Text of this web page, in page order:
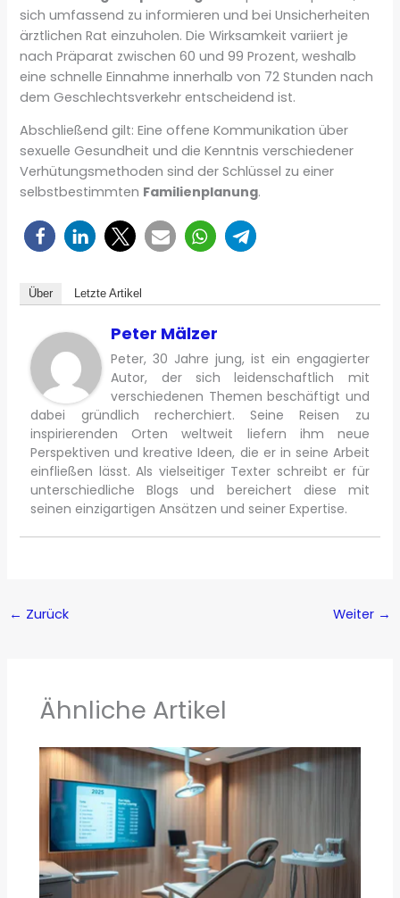
sich umfassend zu informieren und bei Unsicherheiten
ärztlichen Rat einzuholen. Die Wirksamkeit variiert je
nach Präparat zwischen 60 und 99 Prozent, weshalb
eine schnelle Einnahme innerhalb von 72 Stunden nach
dem Geschlechtsverkehr entscheidend ist.
Abschließend gilt: Eine offene Kommunikation über
sexuelle Gesundheit und die Kenntnis verschiedener
Verhütungsmethoden sind der Schlüssel zu einer
selbstbestimmten Familienplanung.
Über Letzte Artikel
Peter Mälzer
Peter, 30 Jahre jung, ist ein engagierter
Autor, der sich leidenschaftlich mit
verschiedenen Themen beschäftigt und
dabei gründlich recherchiert. Seine Reisen zu
inspirierenden Orten weltweit liefern ihm neue
Perspektiven und kreative Ideen, die er in seine Arbeit
einfließen lässt. Als vielseitiger Texter schreibt er für
unterschiedliche Blogs und bereichert diese mit
seinen einzigartigen Ansätzen und seiner Expertise.
← Zurück Weiter →
Ähnliche Artikel